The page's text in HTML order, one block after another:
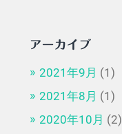
アーカイブ
2021年9月 (1)
2021年8月 (1)
2020年10月 (2)